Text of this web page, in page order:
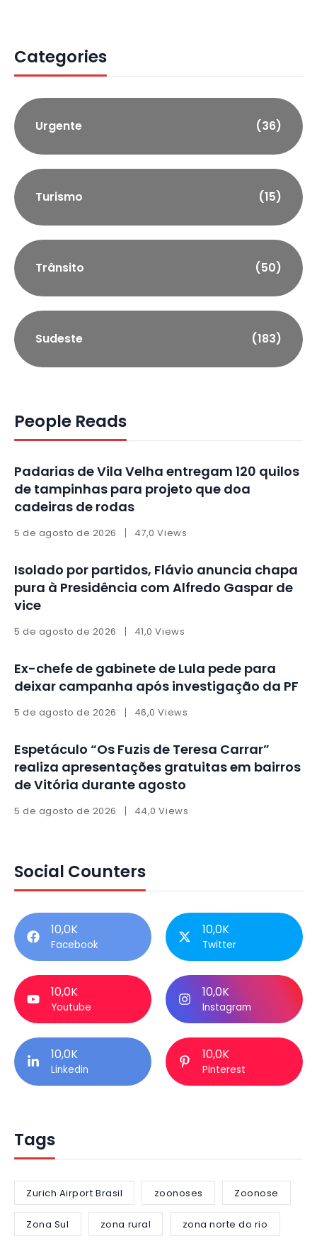
Categories
Urgente (36)
Turismo (15)
Trânsito (50)
Sudeste (183)
People Reads
Padarias de Vila Velha entregam 120 quilos
de tampinhas para projeto que doa
cadeiras de rodas
5 de agosto de 2026 47,0 Views
Isolado por partidos, Flávio anuncia chapa
pura à Presidência com Alfredo Gaspar de
vice
5 de agosto de 2026 41,0 Views
Ex-chefe de gabinete de Lula pede para
deixar campanha após investigação da PF
5 de agosto de 2026 46,0 Views
Espetáculo “Os Fuzis de Teresa Carrar”
realiza apresentações gratuitas em bairros
de Vitória durante agosto
5 de agosto de 2026 44,0 Views
Social Counters
10,0K
Facebook
10,0K
Twitter
10,0K
Youtube
10,0K
Instagram
10,0K
Linkedin
10,0K
Pinterest
Tags
Zurich Airport Brasil zoonoses Zoonose
Zona Sul zona rural zona norte do rio